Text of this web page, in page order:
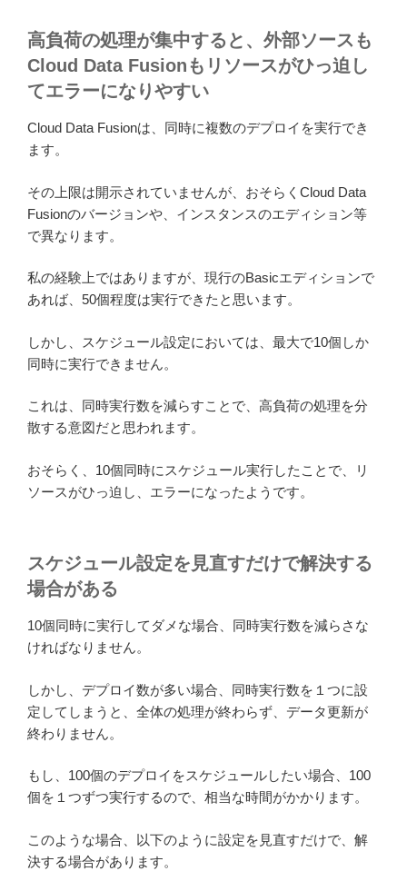
高負荷の処理が集中すると、外部ソースも
Cloud Data Fusionもリソースがひっ迫し
てエラーになりやすい
Cloud Data Fusionは、同時に複数のデプロイを実行でき
ます。
その上限は開示されていませんが、おそらくCloud Data
Fusionのバージョンや、インスタンスのエディション等
で異なります。
私の経験上ではありますが、現行のBasicエディションで
あれば、50個程度は実行できたと思います。
しかし、スケジュール設定においては、最大で10個しか
同時に実行できません。
これは、同時実行数を減らすことで、高負荷の処理を分
散する意図だと思われます。
おそらく、10個同時にスケジュール実行したことで、リ
ソースがひっ迫し、エラーになったようです。
スケジュール設定を見直すだけで解決する
場合がある
10個同時に実行してダメな場合、同時実行数を減らさな
ければなりません。
しかし、デプロイ数が多い場合、同時実行数を１つに設
定してしまうと、全体の処理が終わらず、データ更新が
終わりません。
もし、100個のデプロイをスケジュールしたい場合、100
個を１つずつ実行するので、相当な時間がかかります。
このような場合、以下のように設定を見直すだけで、解
決する場合があります。